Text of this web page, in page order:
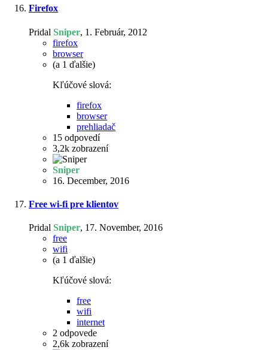
Firefox
Pridal Sniper, 1. Február, 2012
firefox
browser
(a 1 ďalšie)
Kľúčové slová:
firefox
browser
prehliadač
15 odpovedí
3,2k zobrazení
Sniper
16. December, 2016
Free wi-fi pre klientov
Pridal Sniper, 17. November, 2016
free
wifi
(a 1 ďalšie)
Kľúčové slová:
free
wifi
internet
2 odpovede
2,6k zobrazení